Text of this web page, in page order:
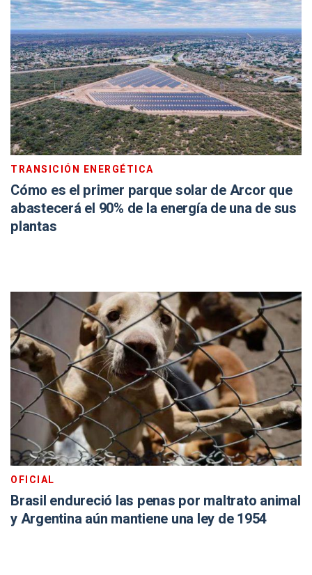
TRANSICIÓN ENERGÉTICA
Cómo es el primer parque solar de Arcor que
abastecerá el 90% de la energía de una de sus
plantas
OFICIAL
Brasil endureció las penas por maltrato animal
y Argentina aún mantiene una ley de 1954